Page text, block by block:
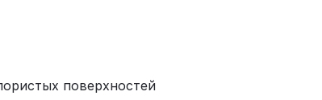
поверхностей